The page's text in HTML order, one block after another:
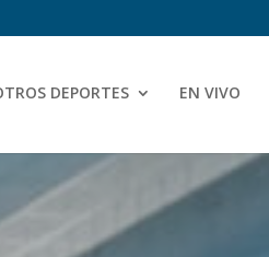
DEPORTES EN VIVO